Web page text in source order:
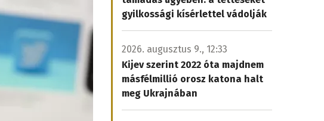
gyilkossági kísérlettel vádolják
2026. augusztus 9., 12:33
Kijev szerint 2022 óta majdnem
másfélmillió orosz katona halt
meg Ukrajnában